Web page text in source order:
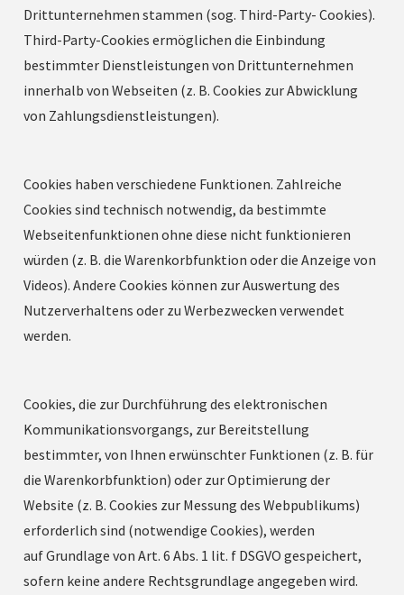
Drittunternehmen stammen (sog. Third-Party- Cookies).
Third-Party-Cookies ermöglichen die Einbindung
bestimmter Dienstleistungen von Drittunternehmen
innerhalb von Webseiten (z. B. Cookies zur Abwicklung
von Zahlungsdienstleistungen).
Cookies haben verschiedene Funktionen. Zahlreiche
Cookies sind technisch notwendig, da bestimmte
Webseitenfunktionen ohne diese nicht funktionieren
würden (z. B. die Warenkorbfunktion oder die Anzeige von
Videos). Andere Cookies können zur Auswertung des
Nutzerverhaltens oder zu Werbezwecken verwendet
werden.
Cookies, die zur Durchführung des elektronischen
Kommunikationsvorgangs, zur Bereitstellung
bestimmter, von Ihnen erwünschter Funktionen (z. B. für
die Warenkorbfunktion) oder zur Optimierung der
Website (z. B. Cookies zur Messung des Webpublikums)
erforderlich sind (notwendige Cookies), werden
auf Grundlage von Art. 6 Abs. 1 lit. f DSGVO gespeichert,
sofern keine andere Rechtsgrundlage angegeben wird.